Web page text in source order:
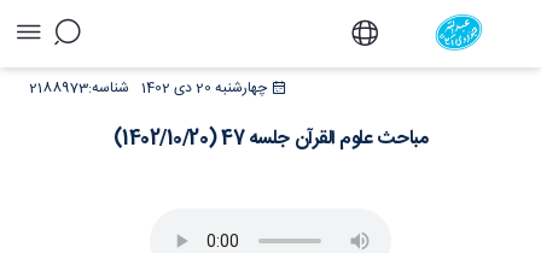
مباحث علوم القرآن جلسه 47 (1402/10/20) - دفترچهارشنبه 20 دی 1402 2188973شناسه:
مباحث علوم القرآن جلسه 47 (1402/10/20)